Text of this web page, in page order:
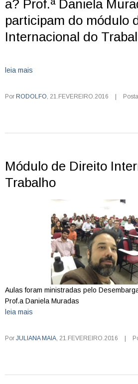
a? Prof.ª Daniela
participam do módulo
Internacional do
leia mais
Por RODOLFO, 21.FEVEREIRO.2016
Módulo de Direito
Trabalho
Aulas foram ministradas pelo
Prof.a Daniela Muradas
leia mais
Por JULIANA MAIA, 21.FEVEREIRO.2016